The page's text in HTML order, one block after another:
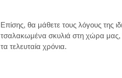
Επίσης, θα μάθετε τους λόγους της
τσαλακωμένα σκυλιά στη χώρα
τα τελευταία χρόνια.